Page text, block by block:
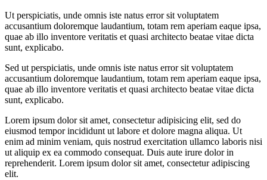
Ut perspiciatis, unde omnis iste natus error sit voluptatem
accusantium doloremque laudantium, totam rem aperiam eaque ipsa,
quae ab illo inventore veritatis et quasi architecto beatae vitae dicta
sunt, explicabo.
Sed ut perspiciatis, unde omnis iste natus error sit voluptatem
accusantium doloremque laudantium, totam rem aperiam eaque ipsa,
quae ab illo inventore veritatis et quasi architecto beatae vitae dicta
sunt, explicabo.
Lorem ipsum dolor sit amet, consectetur adipisicing elit, sed do
eiusmod tempor incididunt ut labore et dolore magna aliqua. Ut
enim ad minim veniam, quis nostrud exercitation ullamco laboris nisi
ut aliquip ex ea commodo consequat. Duis aute irure dolor in
reprehenderit. Lorem ipsum dolor sit amet, consectetur adipiscing
elit.